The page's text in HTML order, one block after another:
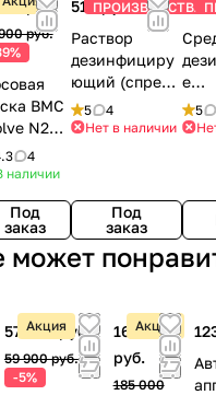
руб.
руб.
BMC
N2
CPAP-
4
наличии
Под
заказ
ПРОИЗВОДСТВА
510 руб.
Раствор
дезинфициру
ющий (спрей)
OXYGEN PLUS,
150 мл.
5
4
Нет в наличии
Под
заказ
650
е
5
может
Акция
57 000 руб.
59 900 руб.
-5%
Акция
169 900
руб.
185 000